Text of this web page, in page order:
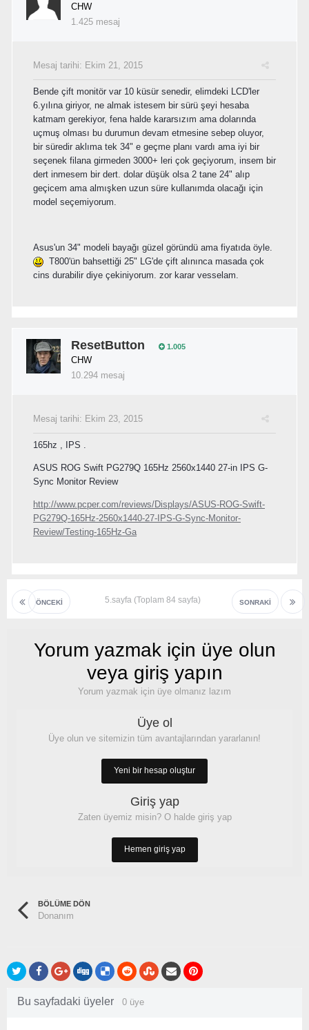
CHW
1.425 mesaj
Mesaj tarihi: Ekim 21, 2015
Bende çift monitör var 10 küsür senedir, elimdeki LCD'ler
6.yılına giriyor, ne almak istesem bir sürü şeyi hesaba
katmam gerekiyor, fena halde kararsızım ama dolarında
uçmuş olması bu durumun devam etmesine sebep oluyor,
bir süredir aklıma tek 34" e geçme planı vardı ama iyi bir
seçenek filana girmeden 3000+ leri çok geçiyorum, insem bir
dert inmesem bir dert. dolar düşük olsa 2 tane 24" alıp
geçicem ama almışken uzun süre kullanımda olacağı için
model seçemiyorum.
Asus'un 34" modeli bayağı güzel göründü ama fiyatıda öyle.
T800'ün bahsettiği 25" LG'de çift alınınca masada çok
cins durabilir diye çekiniyorum. zor karar vesselam.
ResetButton 1.005
CHW
10.294 mesaj
Mesaj tarihi: Ekim 23, 2015
165hz , IPS .
ASUS ROG Swift PG279Q 165Hz 2560x1440 27-in IPS G-
Sync Monitor Review
http://www.pcper.com/reviews/Displays/ASUS-ROG-Swift-
PG279Q-165Hz-2560x1440-27-IPS-G-Sync-Monitor-
Review/Testing-165Hz-Ga
ÖNCEKI SONRAKI
5.sayfa (Toplam 84 sayfa)
Yorum yazmak için üye olun
veya giriş yapın
Yorum yazmak için üye olmanız lazım
Üye ol
Üye olun ve sitemizin tüm avantajlarından yararlanın!
Yeni bir hesap oluştur
Giriş yap
Zaten üyemiz misin? O halde giriş yap
Hemen giriş yap
BÖLÜME DÖN
Donanım
Bu sayfadaki üyeler 0 üye